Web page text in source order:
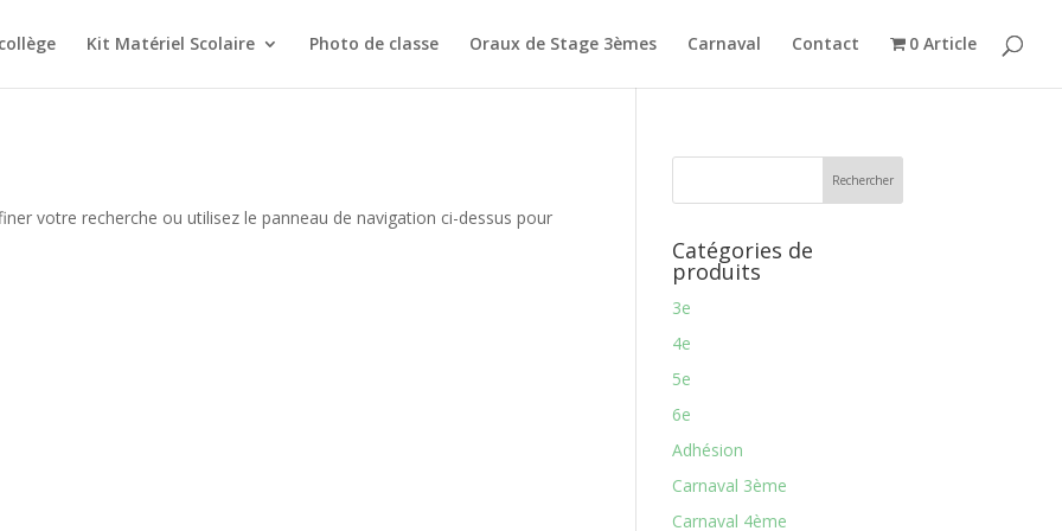
Kit Matériel Scolaire Photo de classe Oraux de Stage 3èmes Carnaval Contact 0 Article
votre recherche ou utilisez le panneau de navigation ci-dessus pour
Catégories de
produits
3e
4e
5e
6e
Adhésion
Carnaval 3ème
Carnaval 4ème